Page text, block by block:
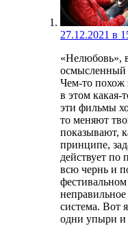
27.12.2021 в
«Нелюбовь»,
осмысленный
Чем-то похож
в этом какая-
эти фильмы
то меняют
показывают,
принципе,
действует по
всю чернь и
неправильное
система. Вот
одни упыри и